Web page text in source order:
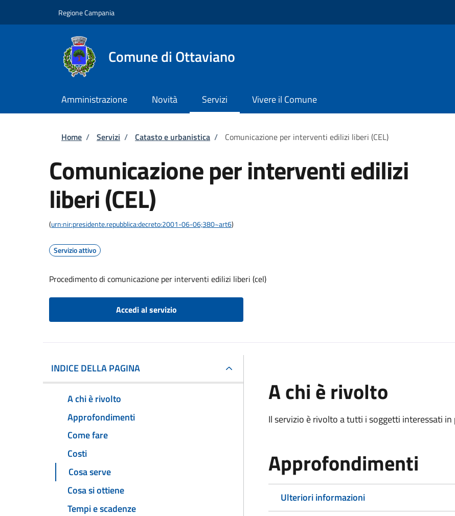
Regione Campania
Comune di Ottaviano
Amministrazione Novità Servizi Vivere il Comune
Briciole di pane
Home / Servizi / Catasto e urbanistica / Comunicazione per interventi edilizi liberi (CEL)
Comunicazione per interventi edilizi
liberi (CEL)
(urn:nir:presidente.repubblica:decreto:2001-06-06;380~art6)
Servizio attivo
Procedimento di comunicazione per interventi edilizi liberi (cel)
Accedi al servizio
INDICE DELLA PAGINA
A chi è rivolto
Approfondimenti
Come fare
Costi
Cosa serve
Cosa si ottiene
Tempi e scadenze
A chi è rivolto
Il servizio è rivolto a tutti i soggetti interessati
Approfondimenti
Ulteriori informazioni